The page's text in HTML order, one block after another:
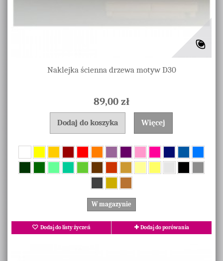
Naklejka ścienna drzewa motyw D30
89,00 zł
Dodaj do koszyka Więcej
W magazynie
Dodaj do listy życzeń Dodaj do porówania